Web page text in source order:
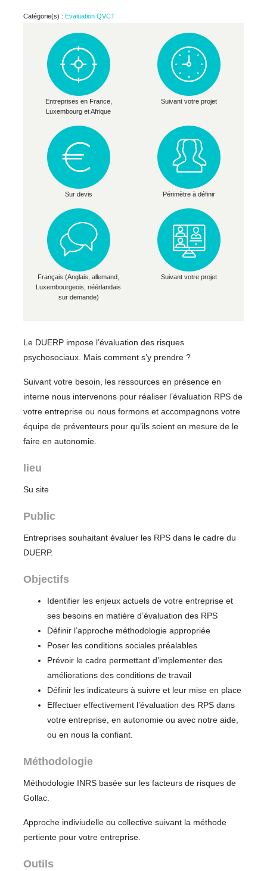
Catégorie(s) : Evaluation QVCT
Entreprises en France,
Luxembourg et Afrique
Suivant votre projet
Sur devis Périmètre à définir
Français (Anglais, allemand,
Luxembourgeois, néérlandais
sur demande)
Suivant votre projet
Le DUERP impose l’évaluation des risques
psychosociaux. Mais comment s’y prendre ?
Suivant votre besoin, les ressources en présence en
interne nous intervenons pour réaliser l’évaluation RPS de
votre entreprise ou nous formons et accompagnons votre
équipe de préventeurs pour qu’ils soient en mesure de le
faire en autonomie.
lieu
Su site
Public
Entreprises souhaitant évaluer les RPS dans le cadre du
DUERP.
Objectifs
Identifier les enjeux actuels de votre entreprise et
ses besoins en matière d’évaluation des RPS
Définir l’approche méthodologie appropriée
Poser les conditions sociales préalables
Prévoir le cadre permettant d’implementer des
améliorations des conditions de travail
Définir les indicateurs à suivre et leur mise en place
Effectuer effectivement l’évaluation des RPS dans
votre entreprise, en autonomie ou avec notre aide,
ou en nous la confiant.
Méthodologie
Méthodologie INRS basée sur les facteurs de risques de
Gollac.
Approche indiviudelle ou collective suivant la méthode
pertiente pour votre entreprise.
Outils